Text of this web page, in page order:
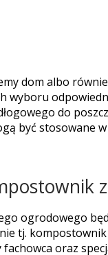
dom albo
wyboru
do
być stosowane
ogrodowego
tj.
oraz